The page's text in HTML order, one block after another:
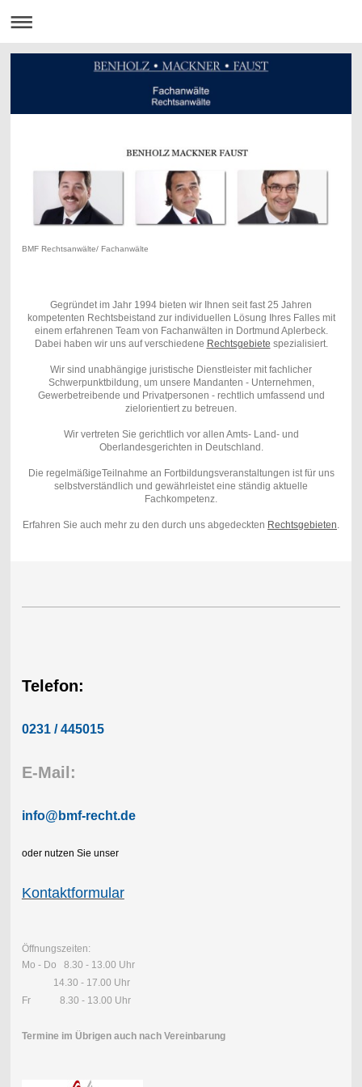
BMF Rechtsanwälte/ Fachanwälte
Gegründet im Jahr 1994 bieten wir Ihnen seit fast 25 Jahren
kompetenten Rechtsbeistand zur individuellen Lösung Ihres Falles mit
einem erfahrenen Team von Fachanwälten in Dortmund Aplerbeck.
Dabei haben wir uns auf verschiedene Rechtsgebiete spezialisiert.
Wir sind unabhängige juristische Dienstleister mit fachlicher
Schwerpunktbildung, um unsere Mandanten - Unternehmen,
Gewerbetreibende und Privatpersonen - rechtlich umfassend und
zielorientiert zu betreuen.
Wir vertreten Sie gerichtlich vor allen Amts- Land- und
Oberlandesgerichten in Deutschland.
Die regelmäßigeTeilnahme an Fortbildungsveranstaltungen ist für uns
selbstverständlich und gewährleistet eine ständig aktuelle
Fachkompetenz.
Erfahren Sie auch mehr zu den durch uns abgedeckten Rechtsgebieten.
Telefon:
0231 / 445015
E-Mail:
info@bmf-recht.de
oder nutzen Sie unser
Kontaktformular
Öffnungszeiten:
Mo - Do 8.30 - 13.00 Uhr
14.30 - 17.00 Uhr
Fr 8.30 - 13.00 Uhr
Termine im Übrigen auch nach Vereinbarung